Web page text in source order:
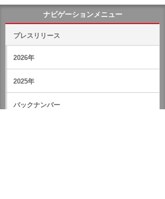
ナビゲーションメニュー
プレスリリース
2026年
2025年
バックナンバー